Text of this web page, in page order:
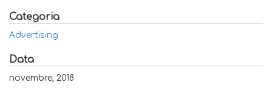
Categoria
Advertising
Data
novembre, 2018